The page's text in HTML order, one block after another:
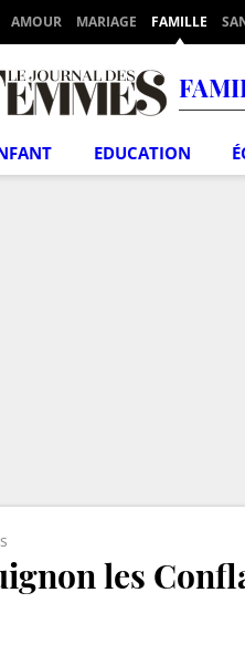
AMOUR MARIAGE FAMILLE
EDUCATION
les